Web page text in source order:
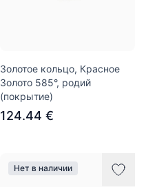
Золотое кольцо, Красное
Золото 585°, родий
(покрытие)
124.44 €
Нет в наличии